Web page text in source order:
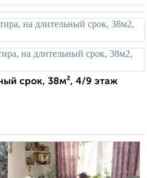
срок, 38м², 4/9 этаж